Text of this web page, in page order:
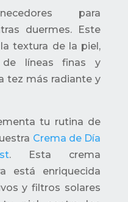
para
duermes. Este
textura de la piel,
de líneas finas y
tez más radiante y
tu rutina de
Crema de Día
. Esta crema
está enriquecida
y filtros solares